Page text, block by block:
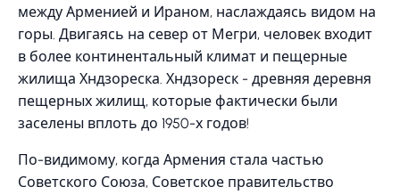
между Арменией и Ираном, наслаждаясь видом на
горы. Двигаясь на север от Мегри, человек входит
в более континентальный климат и пещерные
жилища Хндзореска. Хндзореск - древняя деревня
пещерных жилищ, которые фактически были
заселены вплоть до 1950-х годов!
По-видимому, когда Армения стала частью
Советского Союза, Советское правительство